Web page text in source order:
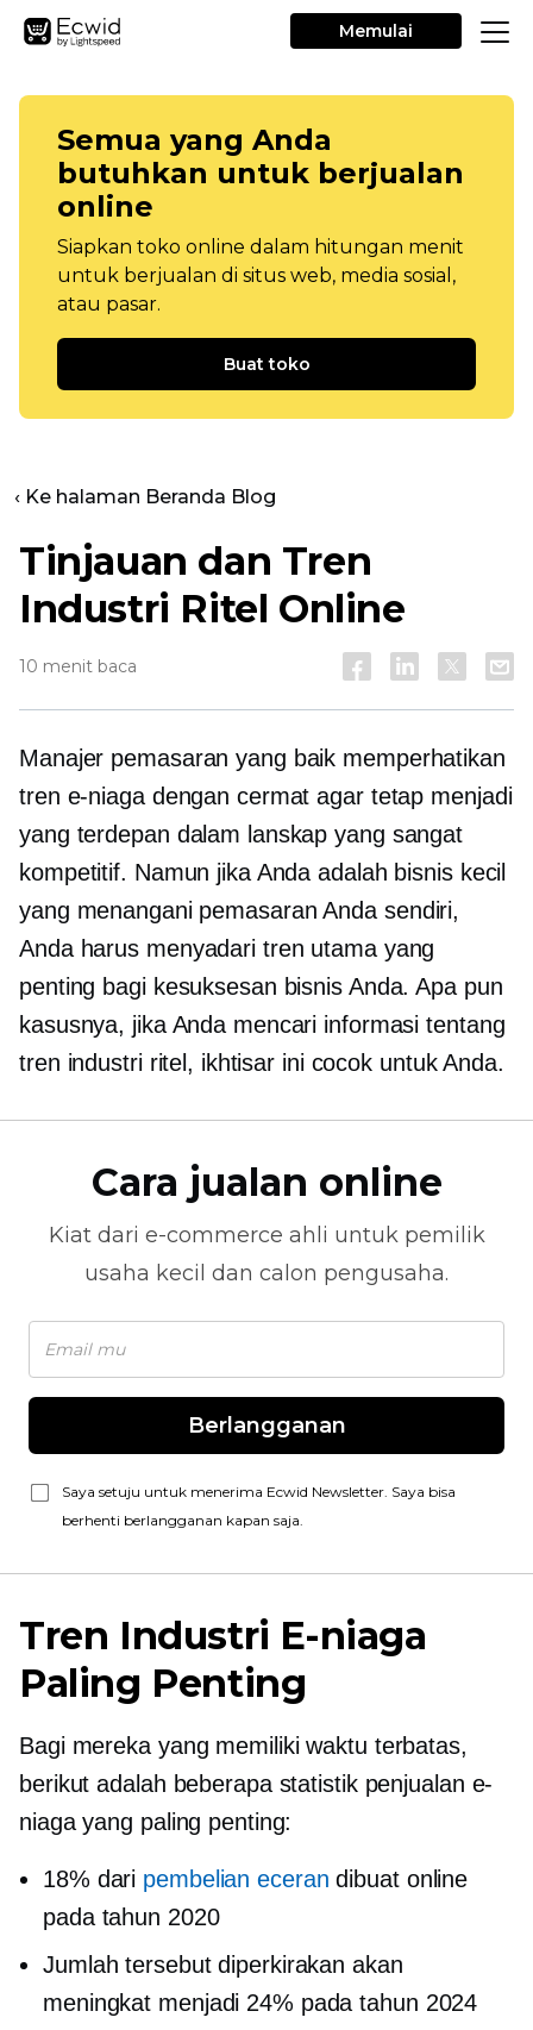
Memulai
Semua yang Anda
butuhkan untuk berjualan
online
Siapkan toko online dalam hitungan menit
untuk berjualan di situs web, media sosial,
atau pasar.
Buat toko
‹ Ke halaman Beranda Blog
Tinjauan dan Tren
Industri Ritel Online
10 menit baca
Manajer pemasaran yang baik memperhatikan
tren e-niaga dengan cermat agar tetap menjadi
yang terdepan dalam lanskap yang sangat
kompetitif. Namun jika Anda adalah bisnis kecil
yang menangani pemasaran Anda sendiri,
Anda harus menyadari tren utama yang
penting bagi kesuksesan bisnis Anda. Apa pun
kasusnya, jika Anda mencari informasi tentang
tren industri ritel, ikhtisar ini cocok untuk Anda.
Cara jualan online
Kiat dari e-commerce ahli untuk pemilik
usaha kecil dan calon pengusaha.
Berlangganan
Saya setuju untuk menerima Ecwid Newsletter. Saya bisa
berhenti berlangganan kapan saja.
Tren Industri E-niaga
Paling Penting
Bagi mereka yang memiliki waktu terbatas,
berikut adalah beberapa statistik penjualan e-
niaga yang paling penting:
18% dari pembelian eceran dibuat online
pada tahun 2020
Jumlah tersebut diperkirakan akan
meningkat menjadi 24% pada tahun 2024